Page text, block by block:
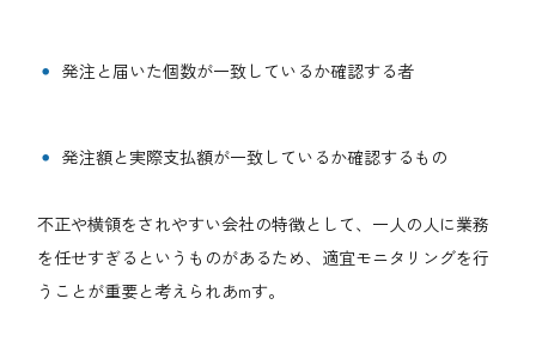
発注と届いた個数が一致しているか確認する者
発注額と実際支払額が一致しているか確認するもの
不正や横領をされやすい会社の特徴として、一人の人に業務
を任せすぎるというものがあるため、適宜モニタリングを行
うことが重要と考えられあmす。